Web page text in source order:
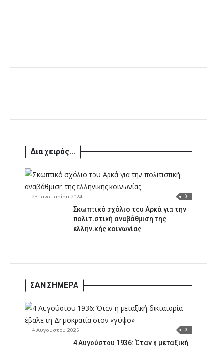
Δια χειρός...
23 Ιανουαρίου 2024 0
Σκωπτικό σχόλιο του Αρκά για την
πολιτιστική αναβάθμιση της
ελληνικής κοινωνίας
ΣΑΝ ΣΗΜΕΡΑ
4 Αυγούστου 2026 0
4 Αυγούστου 1936: Όταν η μεταξική